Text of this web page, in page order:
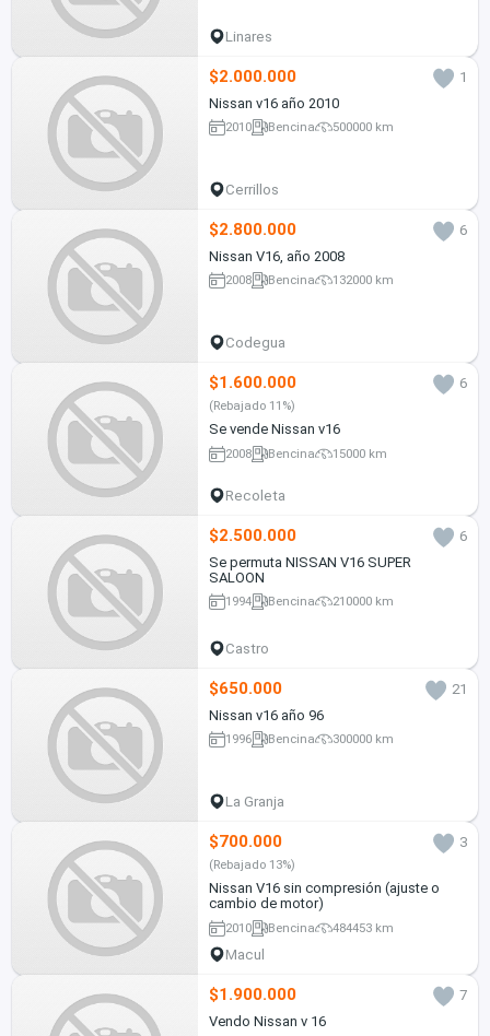
Linares
$2.000.000
1
Nissan v16 año 2010
2010 Bencina 500000 km
Cerrillos
$2.800.000
6
Nissan V16, año 2008
2008 Bencina 132000 km
Codegua
$1.600.000 6
(Rebajado 11%)
Se vende Nissan v16
2008 Bencina 15000 km
Recoleta
$2.500.000
6
Se permuta NISSAN V16 SUPER
SALOON
1994 Bencina 210000 km
Castro
$650.000
21
Nissan v16 año 96
1996 Bencina 300000 km
La Granja
$700.000 3
(Rebajado 13%)
Nissan V16 sin compresión (ajuste o
cambio de motor)
2010 Bencina 484453 km
Macul
$1.900.000
7
Vendo Nissan v 16